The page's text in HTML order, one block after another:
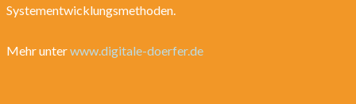
Systementwicklungsmethoden.
Mehr unterwww.digitale-doerfer.de